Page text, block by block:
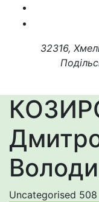
32316,
Uncategorised 508